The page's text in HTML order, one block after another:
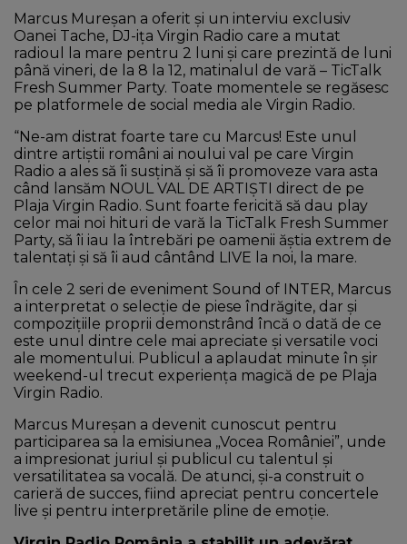
Marcus Mureșan a oferit și un interviu exclusiv
Oanei Tache, DJ-ița Virgin Radio care a mutat
radioul la mare pentru 2 luni și care prezintă de luni
până vineri, de la 8 la 12, matinalul de vară – TicTalk
Fresh Summer Party. Toate momentele se regăsesc
pe platformele de social media ale Virgin Radio.
“Ne-am distrat foarte tare cu Marcus! Este unul
dintre artiștii români ai noului val pe care Virgin
Radio a ales să îi susțină și să îi promoveze vara asta
când lansăm NOUL VAL DE ARTIȘTI direct de pe
Plaja Virgin Radio. Sunt foarte fericită să dau play
celor mai noi hituri de vară la TicTalk Fresh Summer
Party, să îi iau la întrebări pe oamenii ăștia extrem de
talentați și să îi aud cântând LIVE la noi, la mare.
În cele 2 seri de eveniment Sound of INTER, Marcus
a interpretat o selecție de piese îndrăgite, dar și
compozițiile proprii demonstrând încă o dată de ce
este unul dintre cele mai apreciate și versatile voci
ale momentului. Publicul a aplaudat minute în șir
weekend-ul trecut experiența magică de pe Plaja
Virgin Radio.
Marcus Mureșan a devenit cunoscut pentru
participarea sa la emisiunea „Vocea României”, unde
a impresionat juriul și publicul cu talentul și
versatilitatea sa vocală. De atunci, și-a construit o
carieră de succes, fiind apreciat pentru concertele
live și pentru interpretările pline de emoție.